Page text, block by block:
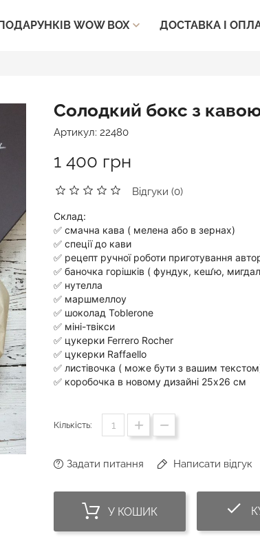
WOW BOX  ДОСТАВКА І
Солодкий бокс з
Артикул: 22480
1 400 грн
Відгуки (0)
Склад:
✅ смачна кава ( мелена або в зернах)
✅ спеції до кави
✅ рецепт ручної роботи приготування
✅ баночка горішків ( фундук, кеш‘ю,
✅ нутелла
✅ маршмеллоу
✅ шоколад Toblerone
✅ міні-твікси
✅ цукерки Ferrero Rocher
✅ цукерки Raffaello
✅ листівочка ( може бути з вашим
✅ коробочка в новому дизайні 25х26 см
Кількість:
Задати питання Написати відгук
У КОШИК